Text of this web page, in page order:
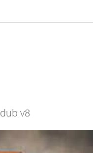
dub v8